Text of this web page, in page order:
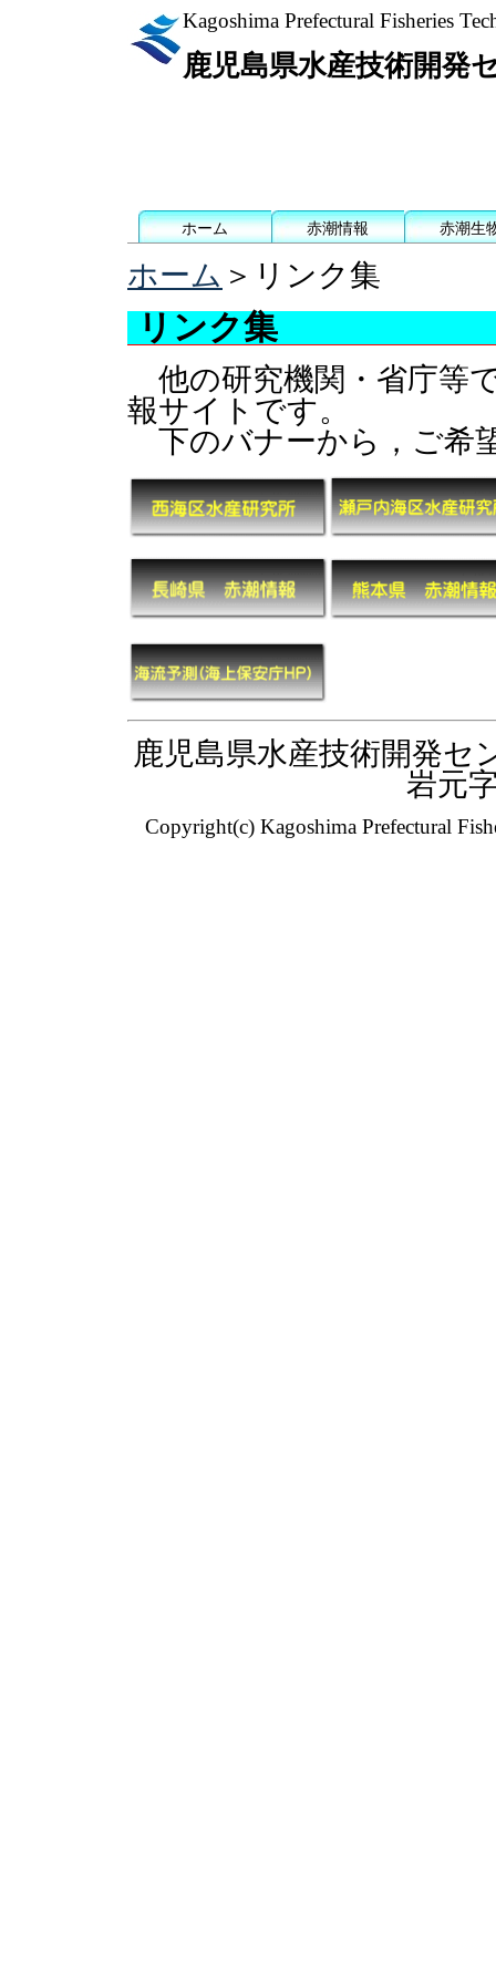
Kagoshima Prefectural Fisheries
鹿児島県水産技術開発
ホーム 赤潮情報 赤潮生
ホーム ＞リンク集
リンク集
他の研究機関・省庁等
報サイトです。
下のバナーから，ご希
鹿児島県水産技術開発セ
岩元
Copyright(c) Kagoshima Prefectural